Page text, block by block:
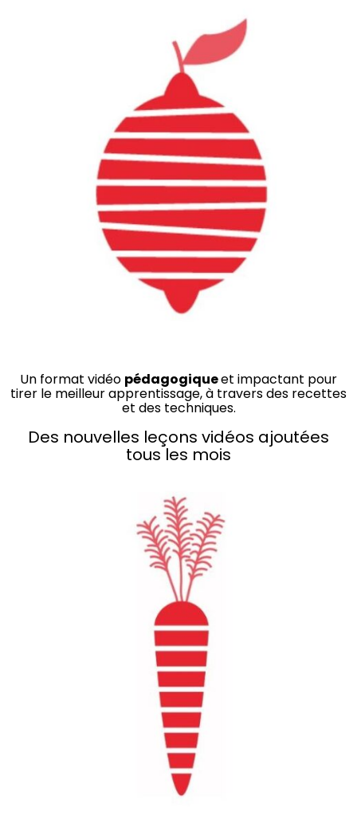
Un format vidéo pédagogiqueet impactant pour
tirer le meilleur apprentissage, à travers des recettes
et des techniques.
Des nouvelles leçons vidéos ajoutées
tous les mois